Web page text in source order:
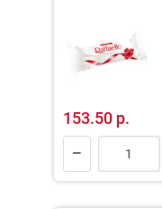
153.50 р.